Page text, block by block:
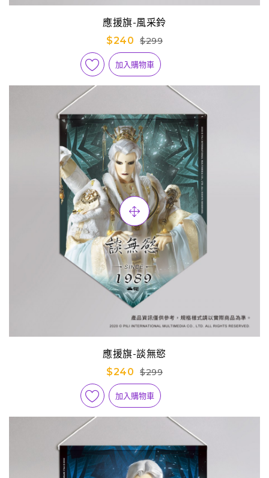
應援旗-風采鈴
$240
$299
加入購物車
應援旗-談無慾
$240
$299
加入購物車